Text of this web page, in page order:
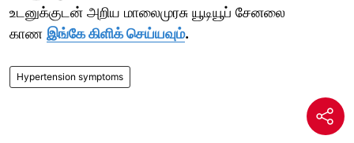
உடனுக்குடன் அறிய மாலைமுரசு யூடியூப் சேனலை
காண இங்கே கிளிக் செய்யவும்.
Hypertension symptoms